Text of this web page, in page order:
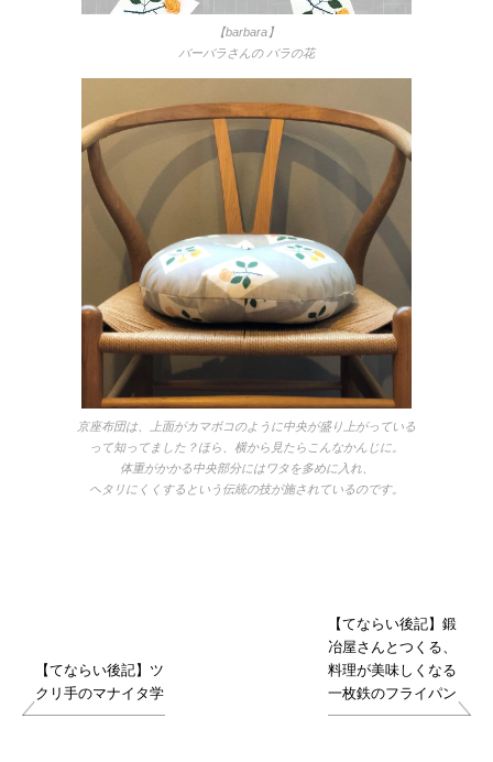
【barbara】
バーバラさんの バラの花
京座布団は、上面がカマボコのように中央が盛り上がっている
って知ってました？ほら、横から見たらこんなかんじに。
体重がかかる中央部分にはワタを多めに入れ、
ヘタリにくくするという伝統の技が施されているのです。
【てならい後記】ツ
クリ手のマナイタ学
【てならい後記】鍛
冶屋さんとつくる、
料理が美味しくなる
一枚鉄のフライパン